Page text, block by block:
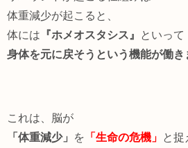
体重減少が起こると、
体には 『ホメオスタシス』
といって
身体を元に戻そうという機能が働き
これは、脳が
「体重減少」
を 「生命の危機」 と捉